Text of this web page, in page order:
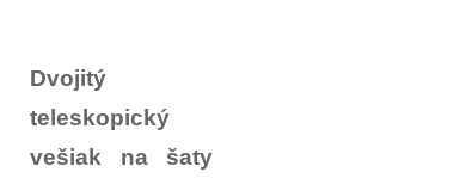
Dvojitý
teleskopický
vešiak na šaty